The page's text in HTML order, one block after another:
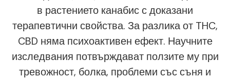
в растението канабис с доказани
терапевтични свойства. За разлика от THC,
CBD няма психоактивен ефект. Научните
изследвания потвърждават ползите му при
тревожност, болка, проблеми със съня и